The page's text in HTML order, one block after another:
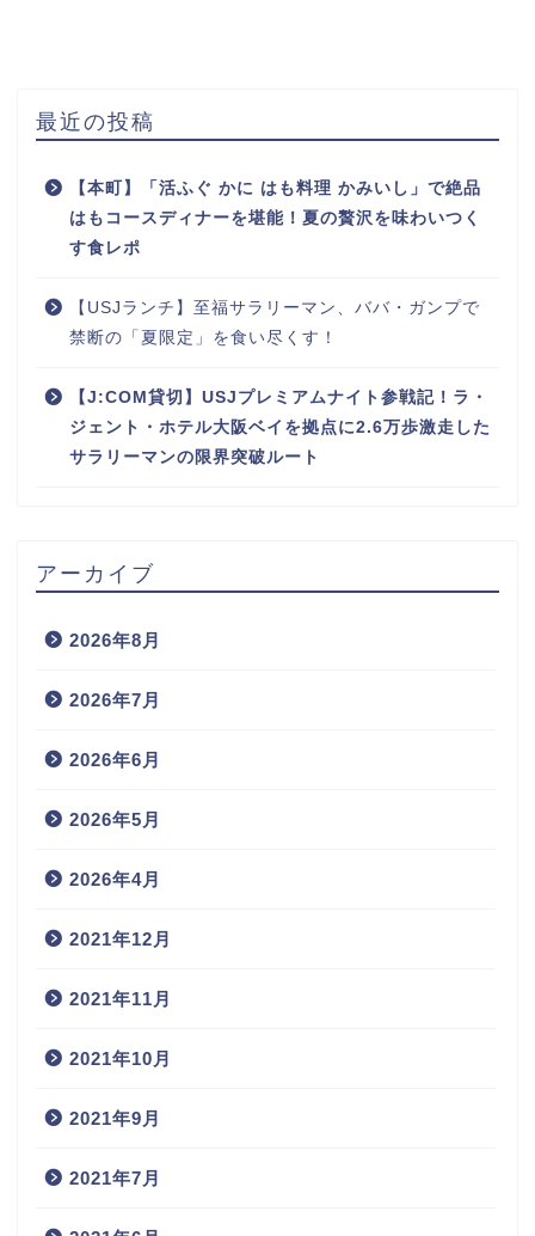
最近の投稿
【本町】「活ふぐ かに はも料理 かみいし」で絶品
はもコースディナーを堪能！夏の贅沢を味わいつく
す食レポ
【USJランチ】至福サラリーマン、ババ・ガンプで
禁断の「夏限定」を食い尽くす！
【J:COM貸切】USJプレミアムナイト参戦記！ラ・
ジェント・ホテル大阪ベイを拠点に2.6万歩激走した
サラリーマンの限界突破ルート
アーカイブ
2026年8月
2026年7月
2026年6月
2026年5月
2026年4月
2021年12月
2021年11月
2021年10月
2021年9月
2021年7月